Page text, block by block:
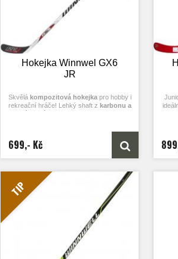
Hokejka Winnwel GX6
JR
Skvělá kompozitová hokejkapro hobby i
rekreační hráče! Lehký shaft z karbonu a
podporuje přesné střely a
699,- Kč
TIP